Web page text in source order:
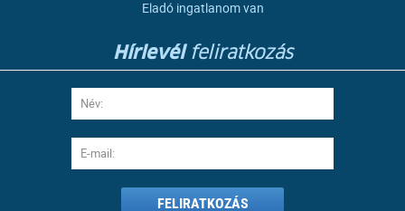
Eladó ingatlanom van
Hírlevélfeliratkozás
FELIRATKOZÁS